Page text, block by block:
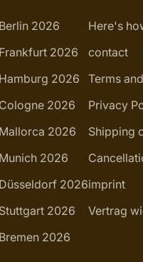
Berlin 2026
Frankfurt 2026
Hamburg 2026
Cologne 2026
Mallorca 2026
Munich 2026
Düsseldorf 2026
Stuttgart 2026
Bremen 2026
Here's
contact
Terms
Privacy
Shipping
imprint
Vertrag